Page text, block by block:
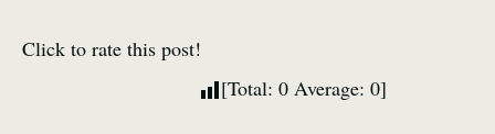
Click to rate this post!
[Total: 0 Average: 0]